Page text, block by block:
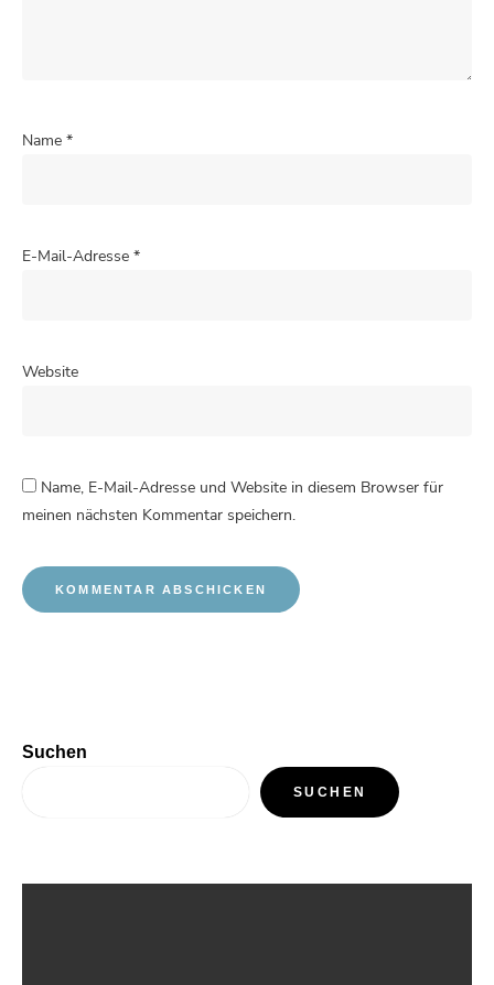
Name *
E-Mail-Adresse *
Website
Name, E-Mail-Adresse und Website in diesem Browser für
meinen nächsten Kommentar speichern.
Suchen
SUCHEN